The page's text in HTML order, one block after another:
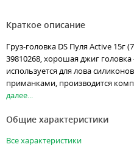
Краткое описание
Груз-головка DS Пуля Active 15г
39810268, хорошая джиг
используется для лова
приманками, производится
далее...
Общие характеристики
Все характеристики